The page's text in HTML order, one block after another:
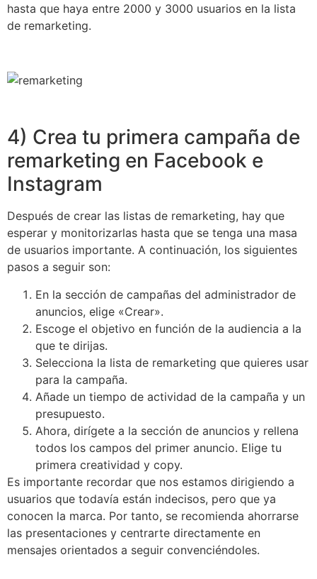
hasta que haya entre 2000 y 3000 usuarios en la lista
de remarketing.
4) Crea tu primera campaña de
remarketing en Facebook e
Instagram
Después de crear las listas de remarketing, hay que
esperar y monitorizarlas hasta que se tenga una masa
de usuarios importante. A continuación, los siguientes
pasos a seguir son:
En la sección de campañas del administrador de
anuncios, elige «Crear».
Escoge el objetivo en función de la audiencia a la
que te dirijas.
Selecciona la lista de remarketing que quieres usar
para la campaña.
Añade un tiempo de actividad de la campaña y un
presupuesto.
Ahora, dirígete a la sección de anuncios y rellena
todos los campos del primer anuncio. Elige tu
primera creatividad y copy.
Es importante recordar que nos estamos dirigiendo a
usuarios que todavía están indecisos, pero que ya
conocen la marca. Por tanto, se recomienda ahorrarse
las presentaciones y centrarte directamente en
mensajes orientados a seguir convenciéndoles.